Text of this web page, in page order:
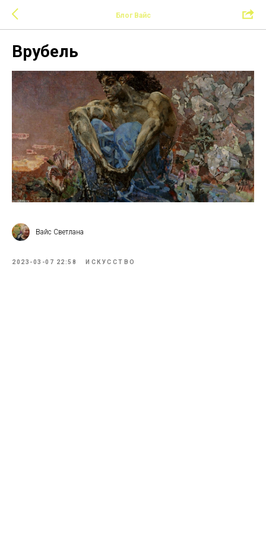
Блог Вайс
Врубель
Вайс Светлана
2023-03-07 22:58 ИСКУССТВО